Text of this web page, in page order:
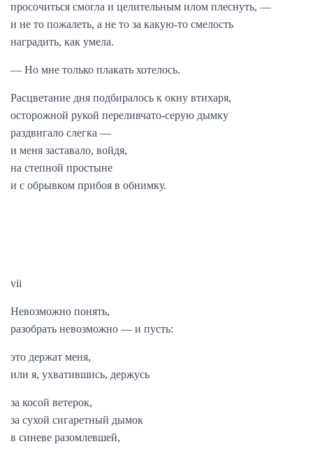
просочиться смогла и целительным илом плеснуть, —
и не то пожалеть, а не то за какую-то смелость
наградить, как умела.
— Но мне только плакать хотелось.
Расцветание дня подбиралось к окну втихаря,
осторожной рукой переливчато-серую дымку
раздвигало слегка —
и меня заставало, войдя,
на степной простыне
и с обрывком прибоя в обнимку.
vii
Невозможно понять,
разобрать невозможно — и пусть:
это держат меня,
или я, ухватившись, держусь
за косой ветерок,
за сухой сигаретный дымок
в синеве разомлевшей,